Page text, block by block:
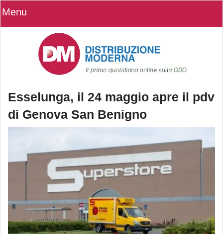
Menu
Esselunga, il 24 maggio apre il pdv
di Genova San Benigno